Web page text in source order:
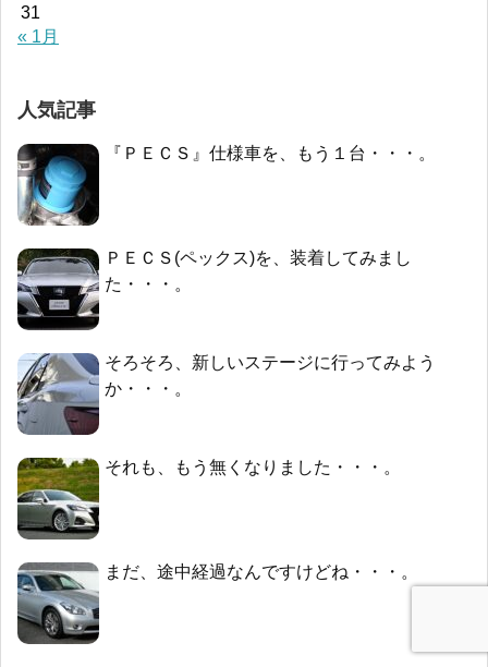
31
« 1月
人気記事
『ＰＥＣＳ』仕様車を、もう１台・・・。
ＰＥＣＳ(ペックス)を、装着してみまし
た・・・。
そろそろ、新しいステージに行ってみよう
か・・・。
それも、もう無くなりました・・・。
まだ、途中経過なんですけどね・・・。